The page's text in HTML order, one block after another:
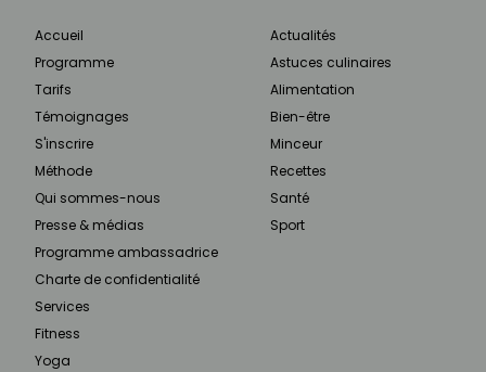
Accueil
Programme
Tarifs
Témoignages
S'inscrire
Méthode
Qui sommes-nous
Presse & médias
Programme ambassadrice
Charte de confidentialité
Services
Fitness
Yoga
Actualités
Astuces culinaires
Alimentation
Bien-être
Minceur
Recettes
Santé
Sport